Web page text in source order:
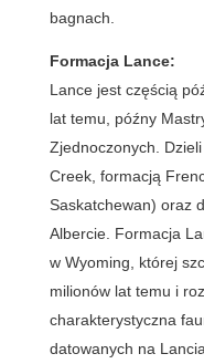
bagnach.
Formacja Lance:
Lance jest częścią
lat temu, późny
Zjednoczonych.
Creek, formacją
Saskatchewan) oraz
Albercie. Formacja
w Wyoming, której
milionów lat temu i
charakterystyczna
datowanych na